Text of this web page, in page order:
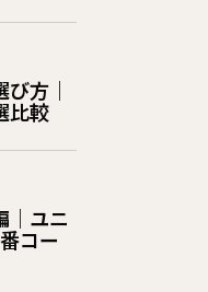
方｜
比較
｜ユニ
コー